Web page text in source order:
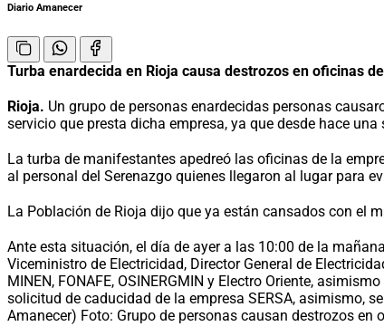
Diario Amanecer
Turba enardecida en Rioja causa destrozos en oficinas de
Rioja. Un grupo de personas enardecidas personas
servicio que presta dicha empresa, ya que desde hace
La turba de manifestantes apedreó las oficinas de la
al personal del Serenazgo quienes llegaron al lugar para
La Población de Rioja dijo que ya están cansados con el
Ante esta situación, el día de ayer a las 10:00 de la
Viceministro de Electricidad, Director General de
MINEN, FONAFE, OSINERGMIN y Electro Oriente,
solicitud de caducidad de la empresa SERSA, asimismo,
Amanecer) Foto: Grupo de personas causan destrozos en